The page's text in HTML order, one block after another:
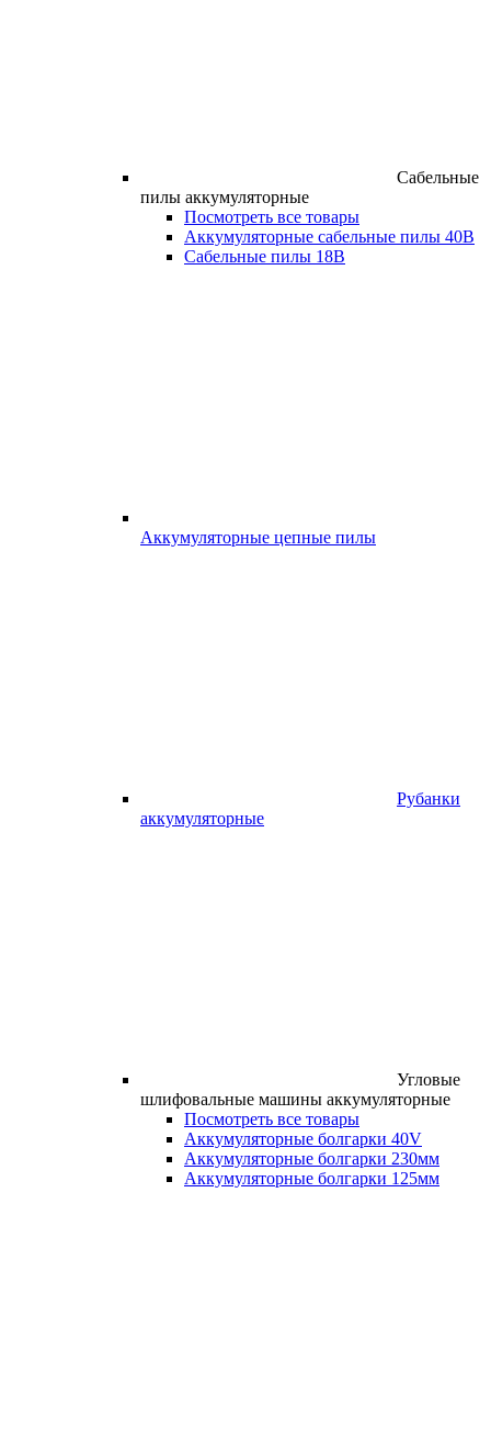
Сабельные
пилы аккумуляторные
Посмотреть все товары
Аккумуляторные сабельные пилы 40В
Сабельные пилы 18В
Аккумуляторные цепные пилы
Рубанки
аккумуляторные
Угловые
шлифовальные машины аккумуляторные
Посмотреть все товары
Аккумуляторные болгарки 40V
Аккумуляторные болгарки 230мм
Аккумуляторные болгарки 125мм